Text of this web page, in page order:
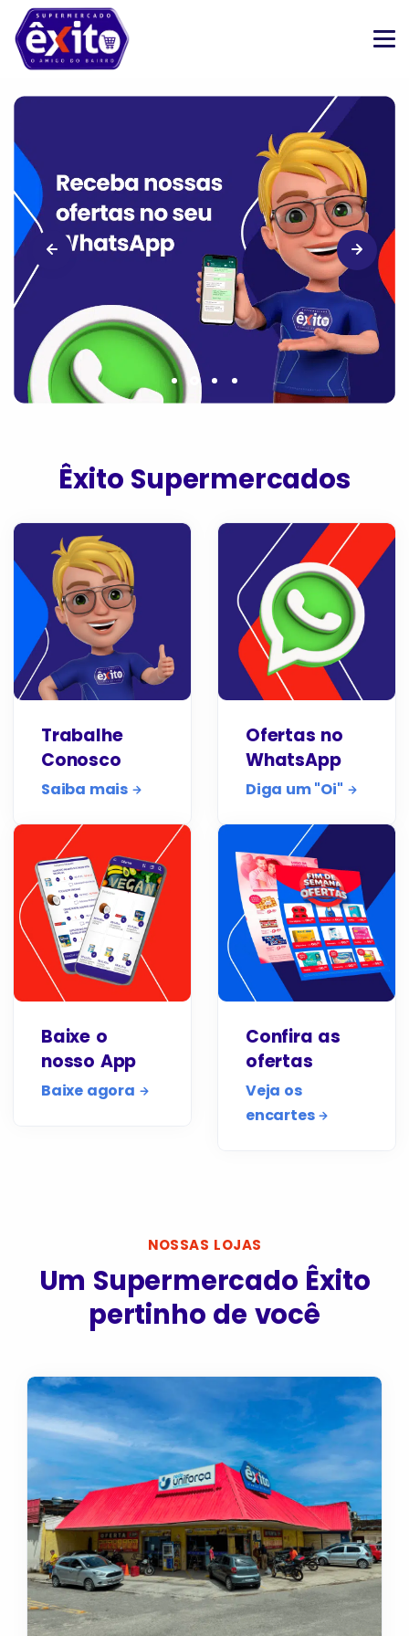
Êxito Supermercados
Trabalhe
Conosco
Saiba mais
Ofertas no
WhatsApp
Diga um "Oi"
Baixe o
nosso App
Baixe agora
Confira as
ofertas
Veja os
encartes
NOSSAS LOJAS
Um Supermercado Êxito
pertinho de você